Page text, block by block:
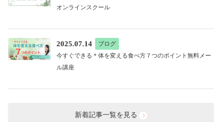
オンラインスクール
2025.07.14
ブログ
今すぐできる＊体を変える食べ方７つのポイント無料メー
ル講座
新着記事一覧を見る